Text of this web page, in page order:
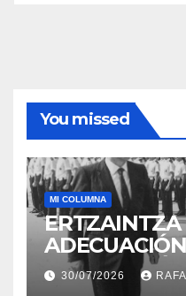
You missed
MI COLUMNA
ERTZAINTZA
SUSTITUCIÓN
30/07/2026 RAFA